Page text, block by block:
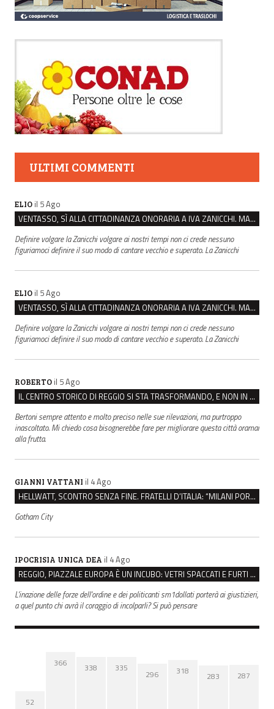
ULTIMI COMMENTI
ELIO il 5 Ago
VENTASSO, SÌ ALLA CITTADINANZA ONORARIA A IVA ZANICCHI. MA BARGIACCHI: “È DI PESSIMO GUSTO”
Definire volgare la Zanicchi volgare ai nostri tempi non ci crede nessuno
figuriamoci definire il suo modo di cantare vecchio e superato. La Zanicchi
ELIO il 5 Ago
VENTASSO, SÌ ALLA CITTADINANZA ONORARIA A IVA ZANICCHI. MA BARGIACCHI: “È DI PESSIMO GUSTO”
Definire volgare la Zanicchi volgare ai nostri tempi non ci crede nessuno
figuriamoci definire il suo modo di cantare vecchio e superato. La Zanicchi
ROBERTO il 5 Ago
IL CENTRO STORICO DI REGGIO SI STA TRASFORMANDO, E NON IN MEGLIO
Bertoni sempre attento e molto preciso nelle sue rilevazioni, ma purtroppo
inascoltato. Mi chiedo cosa bisognerebbe fare per migliorare questa città oramai
alla frutta.
GIANNI VATTANI il 4 Ago
HELLWATT, SCONTRO SENZA FINE. FRATELLI D’ITALIA: “MILANI PORTA DOCUMENTI, DE FRANCO INSULTI”
Gotham City
IPOCRISIA UNICA DEA il 4 Ago
REGGIO, PIAZZALE EUROPA È UN INCUBO: VETRI SPACCATI E FURTI SULLE AUTO IN SOSTA
L'inazione delle forze dell'ordine e dei politicanti sm1dollati porterà ai giustizieri,
a quel punto chi avrà il coraggio di incolparli? Si può pensare
52
366 338 335
296 318 283 287